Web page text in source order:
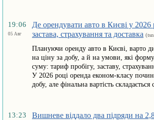
19:06
05 Авг
Де орендувати авто в Києві у 2026
застава, страхування та доставка
Плануючи оренду авто в Києві, варто
на ціну за добу, а й на умови, які
суму: тариф пробігу, заставу,
У 2026 році оренда економ-класу
добу, але фінальна вартість
13:23
Вишневе віддало два підряди на